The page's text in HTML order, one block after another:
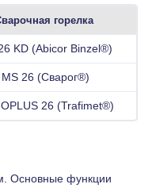
горелка
KD (Abicor Binzel®)
MS 26 (Сварог®)
26 (Trafimet®)
Основные функции